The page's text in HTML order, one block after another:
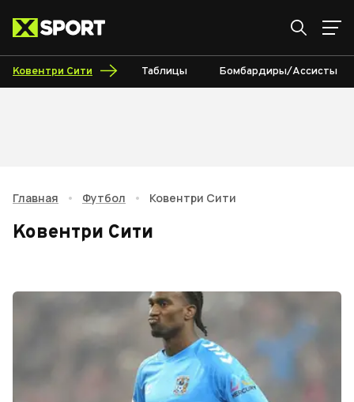
Ковентри Сити Таблицы Бомбардиры/Ассисты
Главная • Футбол • Ковентри Сити
Ковентри Сити